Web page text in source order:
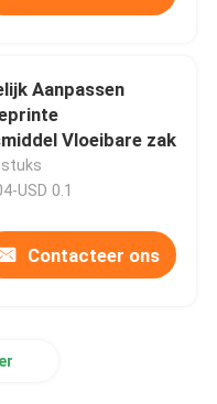
Aanpassen
Vloeibare zak
stuks
USD 0.1
Contacteer ons